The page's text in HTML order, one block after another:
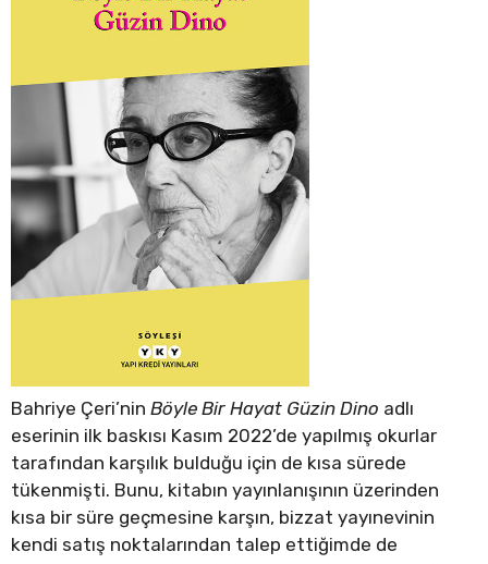
Bahriye Çeri’nin Böyle Bir Hayat Güzin Dino adlı
eserinin ilk baskısı Kasım 2022’de yapılmış okurlar
tarafından karşılık bulduğu için de kısa sürede
tükenmişti. Bunu, kitabın yayınlanışının üzerinden
kısa bir süre geçmesine karşın, bizzat yayınevinin
kendi satış noktalarından talep ettiğimde de